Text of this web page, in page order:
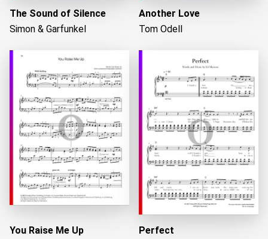
The Sound of Silence
Simon & Garfunkel
Another Love
Tom Odell
You Raise Me Up
Perfect